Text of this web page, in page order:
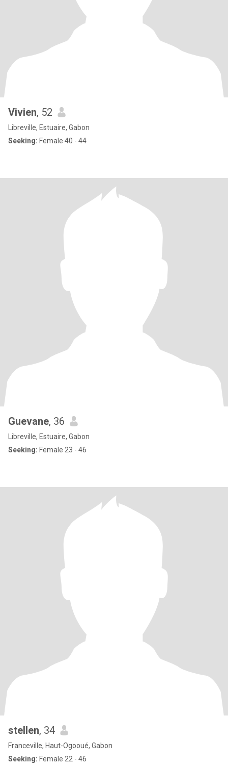
Vivien, 52
Libreville, Estuaire, Gabon
Seeking: Female 40 - 44
Guevane, 36
Libreville, Estuaire, Gabon
Seeking: Female 23 - 46
stellen, 34
Franceville, Haut-Ogooué, Gabon
Seeking: Female 22 - 46